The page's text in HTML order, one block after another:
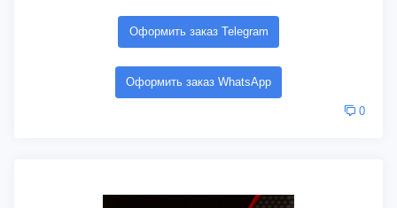
Оформить заказ Telegram
Оформить заказ WhatsApp
0